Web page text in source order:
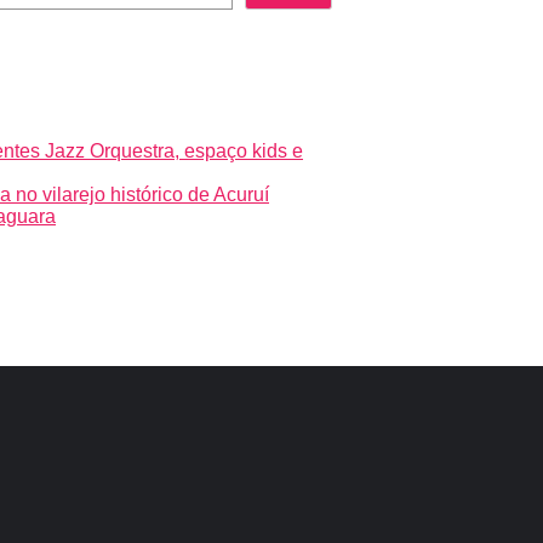
Jazz Orquestra, espaço kids e
no vilarejo histórico de Acuruí